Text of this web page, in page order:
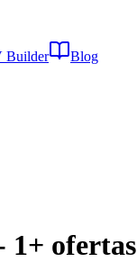
Builder Blog
1+ ofertas